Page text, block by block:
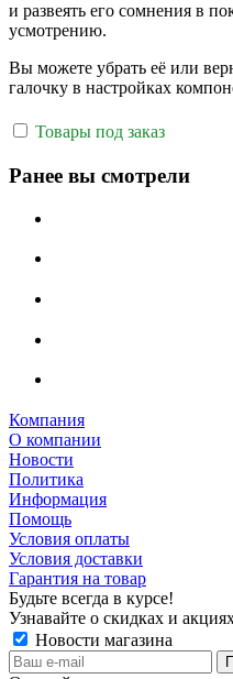
и развеять его сомнения в
усмотрению.
Вы можете убрать её или
галочку в настройках
Товары под заказ
Ранее вы смотрели
Компания
О компании
Новости
Политика
Информация
Помощь
Условия оплаты
Условия доставки
Гарантия на товар
Будьте всегда в курсе!
Узнавайте о скидках и
Новости магазина